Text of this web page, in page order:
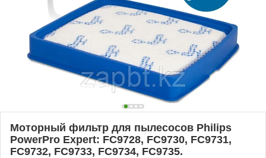
Моторный фильтр для пылесосов Philips
PowerPro Expert: FC9728, FC9730, FC9731,
FC9732, FC9733, FC9734, FC9735.